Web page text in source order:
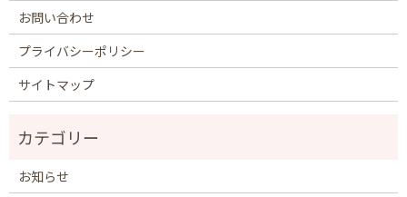
お問い合わせ
プライバシーポリシー
サイトマップ
お知らせ